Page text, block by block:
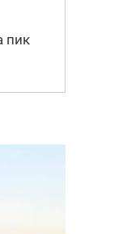
пик